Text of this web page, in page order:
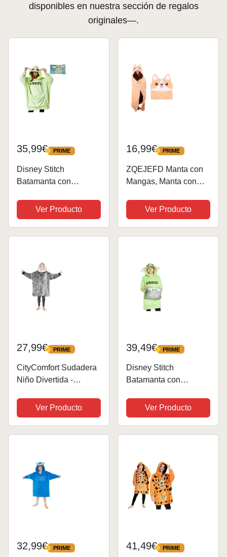
disponibles en nuestra sección de regalos
originales—.
35,99€ PRIME
PRIME
Disney Stitch
Batamanta con
en 1 Sudadera de
Forro Polar Grande
Baby Yoda - Regalos
Ver Producto
16,99€ PRIME
PRIME
ZQEJEFD Manta con
Mangas, Manta con
con Mangas y
Capucha para Mujer y
Hombre, Corgi Manta
con...
Ver Producto
27,99€ PRIME
PRIME
CityComfort Sudadera
Niño Divertida -
Niños(Gris Football)
Ver Producto
39,49€ PRIME
PRIME
Disney Stitch
Batamanta con
1 Sudadera de Forro
Polar Grande Baby
Yoda - Regalos Stitch
Ver Producto
32,99€ PRIME
PRIME 41,49€ PRIME
PRIME